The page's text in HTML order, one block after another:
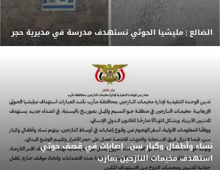
الضالع | مليشيا الحوثي تستهدف مدرسة في مديرية حجر
نساء وأطفال وكبار سن.. إصابات في قصف حوثي
استهدف مخيمات النازحين بمارب